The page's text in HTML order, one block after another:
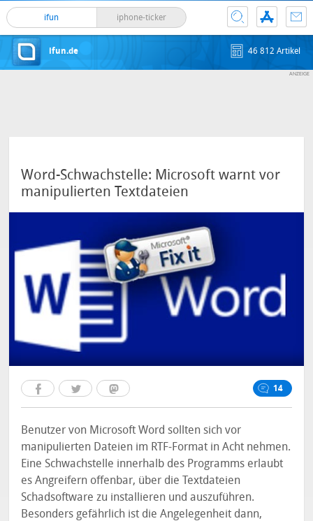
ifun iphone-ticker
ifun.de 46 812 Artikel
Word-Schwachstelle: Microsoft warnt vor
manipulierten Textdateien
14
Benutzer von Microsoft Word sollten sich vor
manipulierten Dateien im RTF-Format in Acht nehmen.
Eine Schwachstelle innerhalb des Programms erlaubt
es Angreifern offenbar, über die Textdateien
Schadsoftware zu installieren und auszuführen.
Besonders gefährlich ist die Angelegenheit dann,